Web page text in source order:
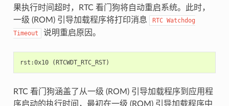
果执行时间超时，RTC 看门狗将自动重启系统。此时，
一级 (ROM) 引导加载程序将打印消息
RTC Watchdog
Timeout
说明重启原因。
RTC 看门狗涵盖了从一级 (ROM) 引导加载程序到应用程
序启动的执行时间，最初在一级 (ROM) 引导加载程序中